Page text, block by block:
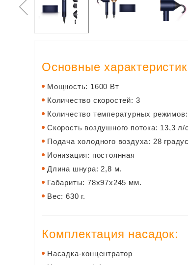
Основные
Мощность: 1600 Вт
Количество скоростей: 3
Количество температурных
Скорость воздушного потока: 13,3 л/с
Подача холодного воздуха: 28
Ионизация: постоянная
Длина шнура: 2,8 м.
Габариты: 78х97х245 мм.
Вес: 630 г.
Комплектация насадок:
Насадка-концентратор